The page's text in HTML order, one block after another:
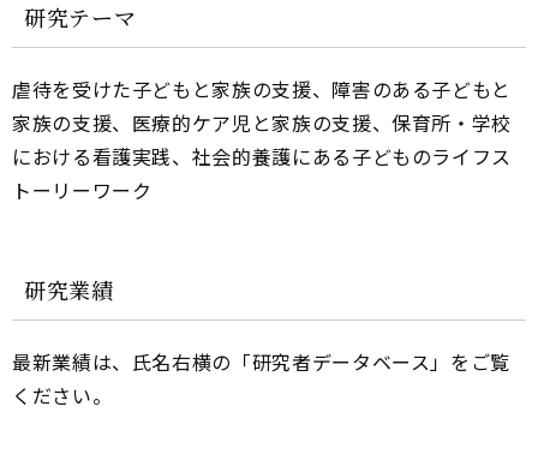
研究テーマ
虐待を受けた子どもと家族の支援、障害のある子どもと
家族の支援、医療的ケア児と家族の支援、保育所・学校
における看護実践、社会的養護にある子どものライフス
トーリーワーク
研究業績
最新業績は、氏名右横の「研究者データベース」をご覧
ください。